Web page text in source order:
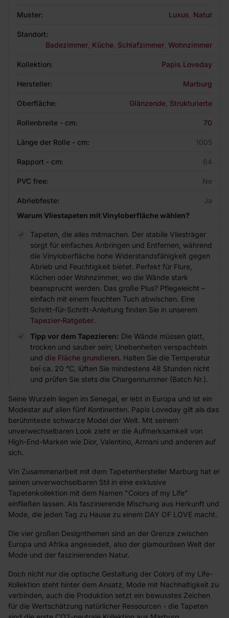
Muster: Luxus Natur
Standort:
Badezimmer Küche Schlafzimmer Wohnzimmer
Kollektion: Papis Loveday
Hersteller: Marburg
Oberfläche: Glänzende Strukturierte
Rollenbreite - cm: 70
Länge der Rolle - cm: 1005
Rapport - cm: 64
PVC free: Ne
Abriebfeste:
Ja
Warum Vliestapeten mit Vinyloberfläche wählen?
Tapeten, die alles mitmachen. Der stabile Vliesträger
sorgt für einfaches Anbringen und Entfernen, während
die Vinyloberfläche hohe Widerstandsfähigkeit gegen
Abrieb und Feuchtigkeit bietet. Perfekt für Flure,
Küchen oder Wohnzimmer, wo die Wände stark
beansprucht werden. Das große Plus? Pflegeleicht –
einfach mit einem feuchten Tuch abwischen. Eine
Schritt-für-Schritt-Anleitung finden Sie in unserem
Tapezier-Ratgeber.
Tipp vor dem Tapezieren: Die Wände müssen glatt,
trocken und sauber sein; Unebenheiten verspachteln
und die Fläche grundieren. Halten Sie die Temperatur
bei ca. 20 °C, lüften Sie mindestens 48 Stunden nicht
und prüfen Sie stets die Chargennummer (Batch Nr.).
Seine Wurzeln liegen im Senegal, er lebt in Europa und ist ein
Modestar auf allen fünf Kontinenten. Papis Loveday gilt als das
berühmteste schwarze Model der Welt. Mit seinem
unverwechselbaren Look zieht er die Aufmerksamkeit von
High-End-Marken wie Dior, Valentino, Armani und anderen auf
sich.
VIn Zusammenarbeit mit dem Tapetenhersteller Marburg hat er
seinen unverwechselbaren Stil in eine exklusive
Tapetenkollektion mit dem Namen "Colors of my Life"
einfließen lassen. Als faszinierende Mischung aus Herkunft und
Mode, die jeden Tag zu Hause zu einem DAY OF LOVE macht.
Die vier großen Designthemen sind an der Grenze zwischen
Europa und Afrika angesiedelt, also der glamourösen Welt der
Mode und der faszinierenden Natur.
Doch nicht nur die optische Gestaltung der Colors of my Life-
Kollektion steht hinter dem Ansatz, Mode mit Nachhaltigkeit zu
verbinden, auch die Produktion setzt ein bewusstes Zeichen
für die Wertschätzung natürlicher Ressourcen - die Tapeten